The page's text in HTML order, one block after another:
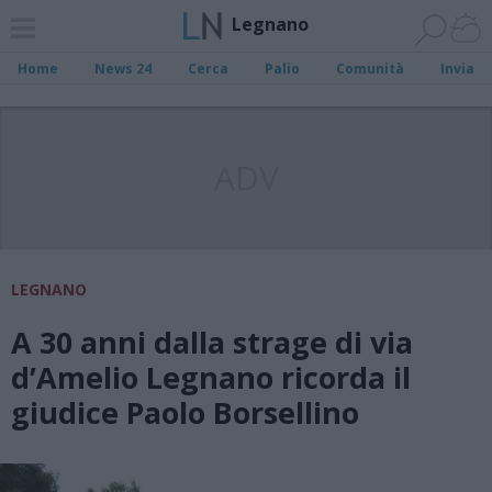
Legnano
Home News 24 Cerca Palio Comunità Invia
LEGNANO
A 30 anni dalla strage di via
d’Amelio Legnano ricorda il
giudice Paolo Borsellino